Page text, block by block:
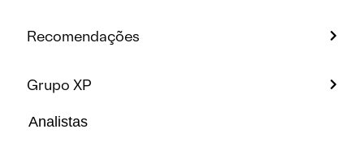
Recomendações
Grupo XP
Analistas